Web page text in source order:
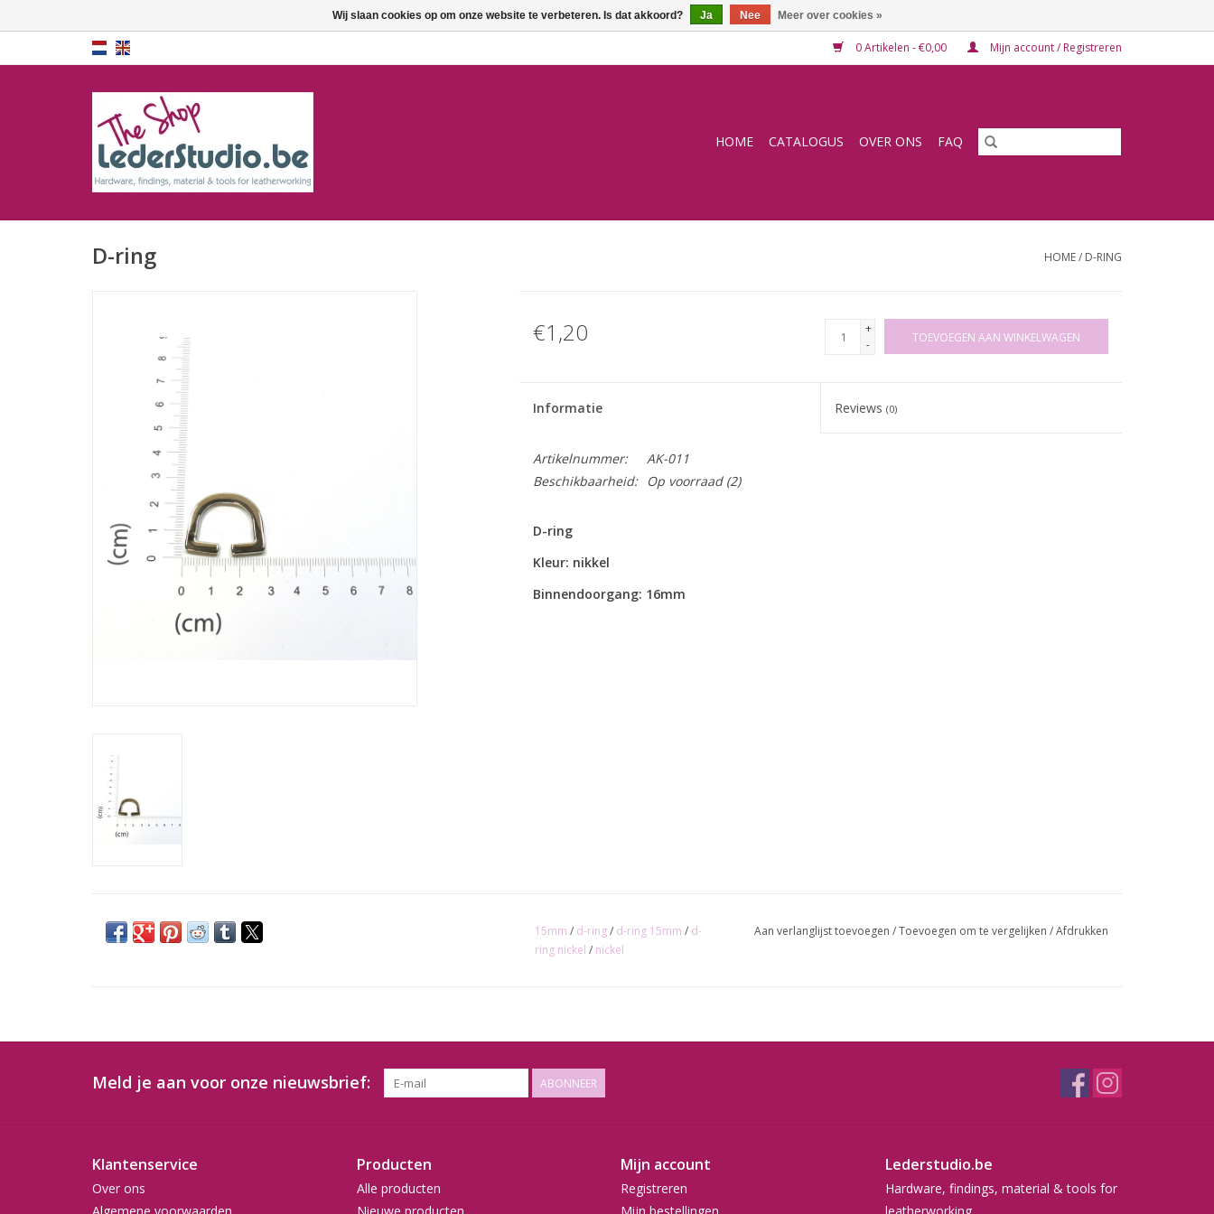
0 Artikelen - €0,00 Mijn account / Registreren
HOME CATALOGUS OVER ONS FAQ
D-ring HOME/ D-RING
€1,20
+
-
TOEVOEGEN AAN WINKELWAGEN
Informatie Reviews(0)
Artikelnummer:
AK-011
Beschikbaarheid:
Op voorraad(2)
D-ring
Kleur: nikkel
Binnendoorgang: 16mm
15mm / d-ring/ d-ring 15mm / d-
ring nickel / nickel
Aan verlanglijst toevoegen /Toevoegen om te vergelijken /Afdrukken
Meld je aan voor onze nieuwsbrief: ABONNEER
Klantenservice
Over ons
Algemene voorwaarden
Producten
Alle producten
Nieuwe producten
Mijn account
Registreren
Mijn bestellingen
Lederstudio.be
Hardware, findings, material & tools for
leatherworking
Wij slaan cookies op om onze website te verbeteren. Is dat akkoord? Ja Nee Meer over cookies »